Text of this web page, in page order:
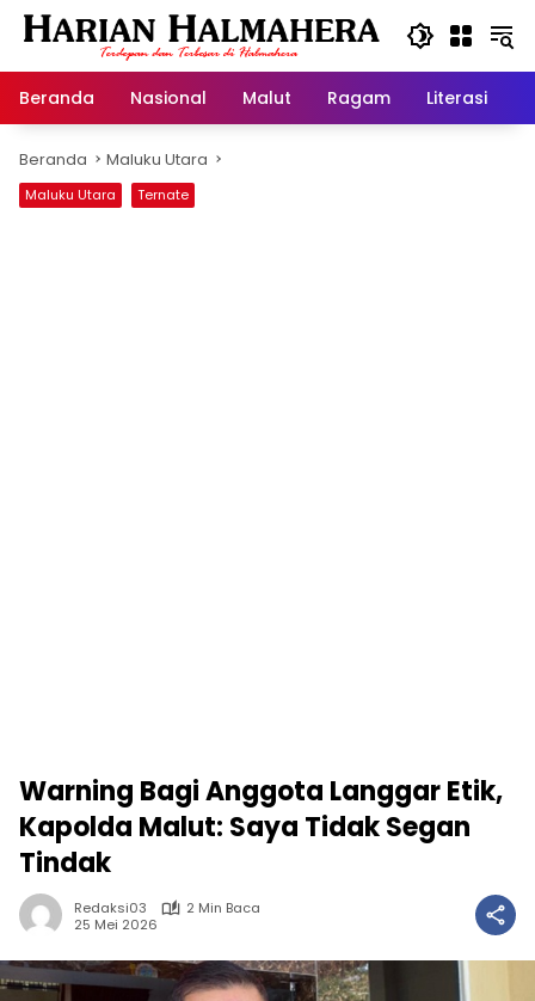
Langsung
Beranda
Nasional Malut Ragam Literasi
Beranda Maluku Utara
Maluku Utara Ternate
Warning Bagi Anggota Langgar Etik,
Kapolda Malut: Saya Tidak Segan
Tindak
Redaksi03
2 Min Baca
25 Mei 2026